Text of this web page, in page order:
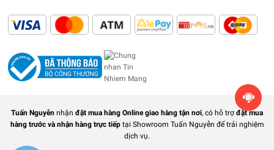
Tuấn Nguyễn nhận đặt mua hàng Online giao hàng tận nơi, có hỗ trợ đặt mua
hàng trước và nhận hàng trực tiếptại Showroom Tuấn Nguyễn để trải nghiệm
dịch vụ.